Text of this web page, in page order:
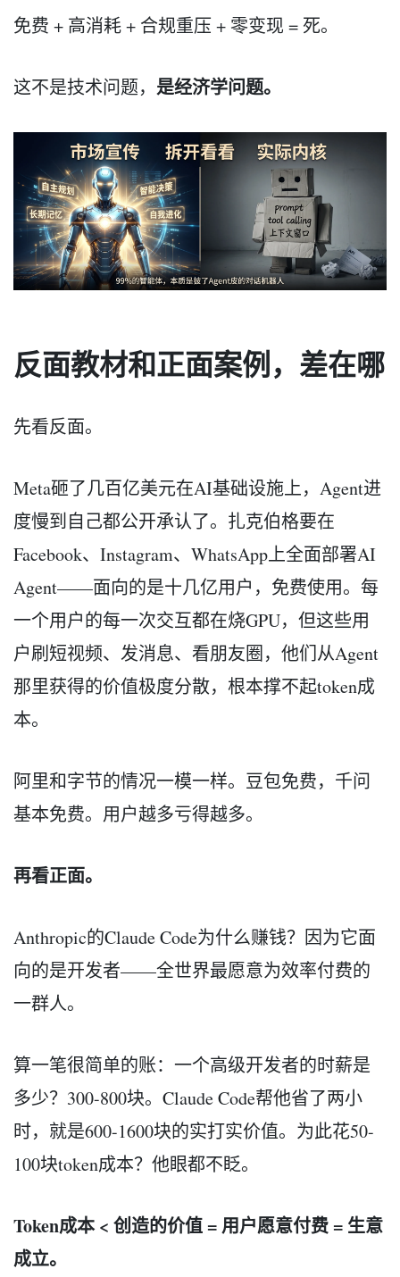
免费 + 高消耗 + 合规重压 + 零变现 = 死。
这不是技术问题， 是经济学问题。
反面教材和正面案例，差在哪
先看反面。
Meta砸了几百亿美元在AI基础设施上，Agent进
度慢到自己都公开承认了。扎克伯格要在
Facebook、Instagram、WhatsApp上全面部署AI
Agent——面向的是十几亿用户，免费使用。每
一个用户的每一次交互都在烧GPU，但这些用
户刷短视频、发消息、看朋友圈，他们从Agent
那里获得的价值极度分散，根本撑不起token成
本。
阿里和字节的情况一模一样。豆包免费，千问
基本免费。用户越多亏得越多。
再看正面。
Anthropic的Claude Code为什么赚钱？因为它面
向的是开发者——全世界最愿意为效率付费的
一群人。
算一笔很简单的账：一个高级开发者的时薪是
多少？300-800块。Claude Code帮他省了两小
时，就是600-1600块的实打实价值。为此花50-
100块token成本？他眼都不眨。
Token成本 < 创造的价值 = 用户愿意付费 = 生意
成立。